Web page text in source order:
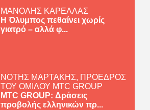
ΜΑΝΟΛΗΣ ΚΑΡΕΛΛΑΣ
Η Όλυμπος πεθαίνει χωρίς
γιατρό – αλλά φ...
ΝΟΤΗΣ ΜΑΡΤΑΚΗΣ, ΠΡΟΕΔΡΟΣ
ΤΟΥ ΟΜΙΛΟΥ MTC GROUP
MTC GROUP: Δράσεις
προβολής ελληνικών πρ...